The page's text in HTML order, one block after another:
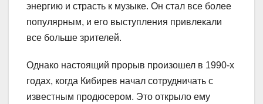
энергию и страсть к музыке. Он стал все более
популярным, и его выступления привлекали
все больше зрителей.
Однако настоящий прорыв произошел в 1990-х
годах, когда Кибирев начал сотрудничать с
известным продюсером. Это открыло ему